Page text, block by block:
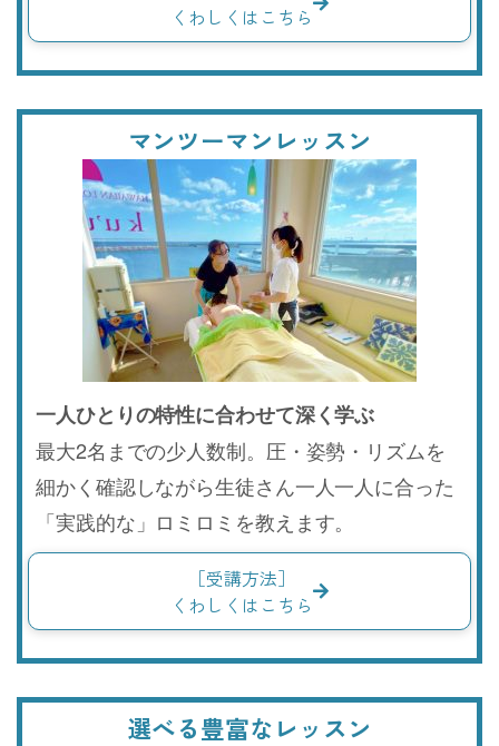
くわしくはこちら
マンツーマンレッスン
一人ひとりの特性に合わせて深く学ぶ
最大2名までの少人数制。圧・姿勢・リズムを
細かく確認しながら生徒さん一人一人に合った
「実践的な」ロミロミを教えます。
［受講方法］
くわしくはこちら
選べる豊富なレッスン​​